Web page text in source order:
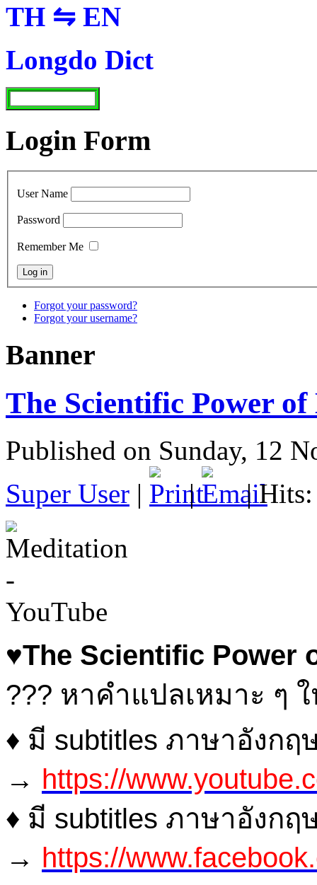
TH ⇋ EN
Longdo Dict
Login Form
User Name
Password
Remember Me
Forgot your password?
Forgot your username?
Banner
The Scientific Power
Published on Sunday, 12
Super User | | | Hits:
♥The Scientific Power
??? หาคำแปลเหมาะ ๆ
♦ มี subtitles ภาษาอังกฤ
→ https://
♦ มี subtitles ภาษาอังกฤ
→ https://